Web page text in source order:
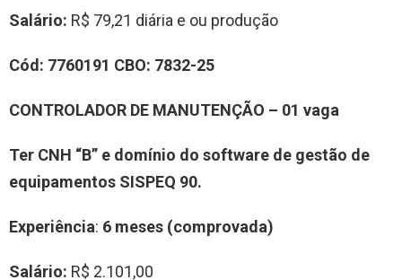
Salário: R$ 79,21 diária e ou produção
Cód: 7760191 CBO: 7832-25
CONTROLADOR DE MANUTENÇÃO – 01 vaga
Ter CNH “B” e domínio do software de gestão de
equipamentos SISPEQ 90.
Experiência: 6 meses (comprovada)
Salário: R$ 2.101,00